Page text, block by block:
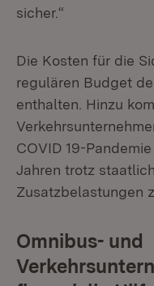
sicher.“
Die Kosten für die
regulären Budget
enthalten. Hinzu
COVID 19-
Jahren trotz
Zusatzbelastungen
Omnibus- und